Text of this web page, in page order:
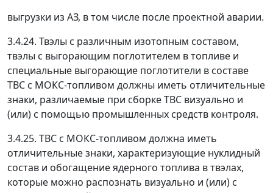
выгрузки из AЗ, в том числе после проектной аварии.
3.4.24. Твэлы с различным изотопным составом,
твэлы с выгорающим поглотителем в топливе и
специальные выгорающие поглотители в составе
ТВС с МОКС-топливом должны иметь отличительные
знаки, различаемые при сборке ТВС визуально и
(или) с помощью промышленных средств контроля.
3.4.25. ТВС с МОКС-топливом должна иметь
отличительные знаки, характеризующие нуклидный
состав и обогащение ядерного топлива в твэлах,
которые можно распознать визуально и (или) с